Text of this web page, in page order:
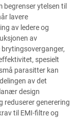
ytelsen til
lavere
av ledere og
av
spesielt
parasitter kan
av det
design
reduserer generering
til EMI-filtre og